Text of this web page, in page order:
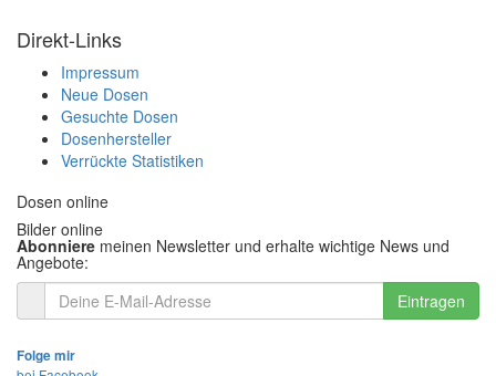
Direkt-Links
Impressum
Neue Dosen
Gesuchte Dosen
Dosenhersteller
Verrückte Statistiken
Dosen online
Bilder online
Abonniere meinen Newsletter und erhalte wichtige News und
Angebote:
Eintragen
Folge mir